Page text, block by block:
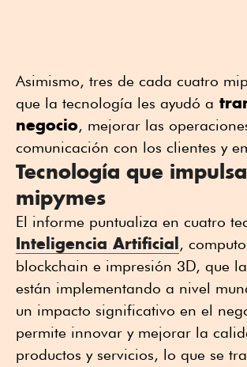
Asimismo, tres de cada cuatro
que la tecnología les ayudó a
negocio, mejorar las
comunicación con los clientes y
Tecnología que
mipymes
El informe puntualiza en cuatro
Inteligencia Artificial ,
blockchain e impresión 3D, que
están implementando a nivel
un impacto significativo en el
permite innovar y mejorar la
productos y servicios, lo que se